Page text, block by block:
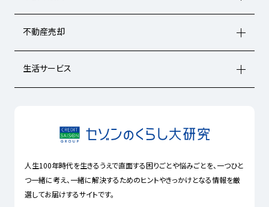
不動産売却
生活サービス
人生100年時代を生きるうえで直面する困りごとや悩みごとを、一つひと
つ一緒に考え、一緒に解決するためのヒントやきっかけとなる情報を厳
選してお届けするサイトです。